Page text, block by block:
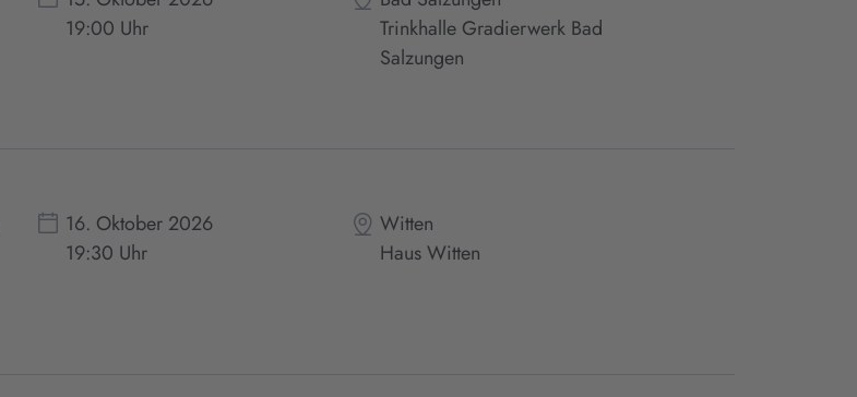
19:00 Uhr
Trinkhalle Gradierwerk Bad
Salzungen
16. Oktober 2026
19:30 Uhr
Witten
Haus Witten